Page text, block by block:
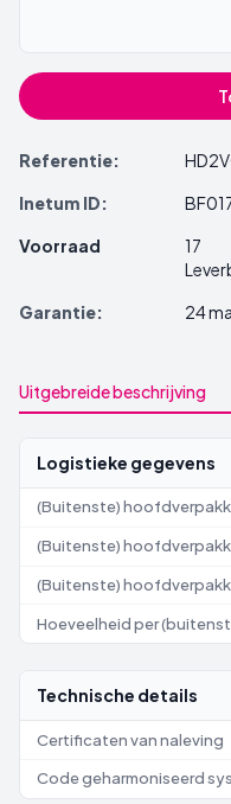
Referentie:
Inetum ID:
Voorraad
17
Garantie:
24
Uitgebreide beschrijving
Logistieke gegevens
(Buitenste)
(Buitenste)
(Buitenste)
Hoeveelheid per
Technische details
Certificaten van naleving
Code geharmoniseerd